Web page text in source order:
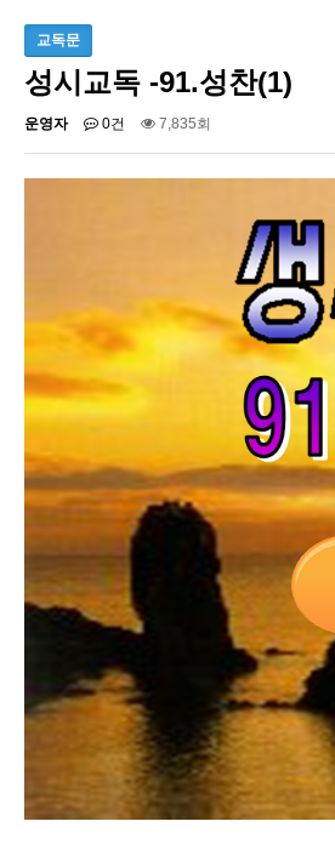
교독문
성시교독 -91.성찬(1)
운영자 0건 7,835회